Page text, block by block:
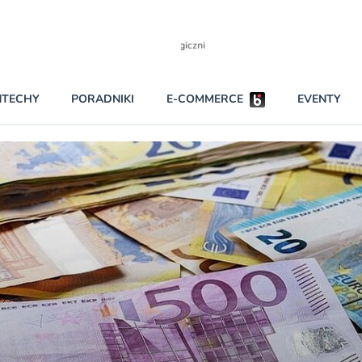
BEZPIECZEŃSTWO
INNI NAPISALI
KONTA
PRAWO
RAPORTY SPECJALNE
NAJCZĘŚCIEJ CZYTANE
Darmowy
wszystkich
W najniższych
darmo przez
Czytaj więcej
PORADNIKI E-COMMERCE EVENTY